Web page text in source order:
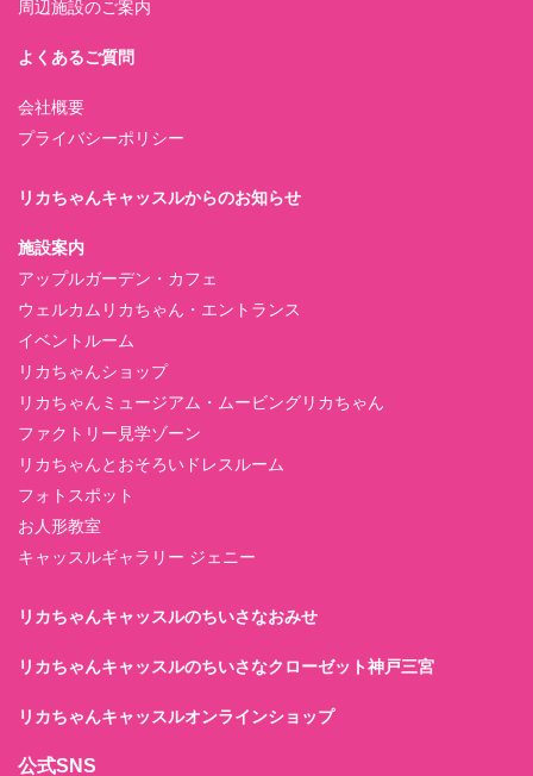
周辺施設のご案内
よくあるご質問
会社概要
プライバシーポリシー
リカちゃんキャッスルからのお知らせ
施設案内
アップルガーデン・カフェ
ウェルカムリカちゃん・エントランス
イベントルーム
リカちゃんショップ
リカちゃんミュージアム・ムービングリカちゃん
ファクトリー見学ゾーン
リカちゃんとおそろいドレスルーム
フォトスポット
お人形教室
キャッスルギャラリー ジェニー
リカちゃんキャッスルのちいさなおみせ
リカちゃんキャッスルのちいさなクローゼット神戸三宮
リカちゃんキャッスルオンラインショップ
公式SNS